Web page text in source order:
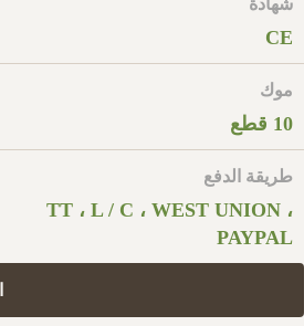
شهادة
CE
موك
10 قطع
طريقة الدفع
TT ، L / C ، WEST UNION ،
PAYPAL